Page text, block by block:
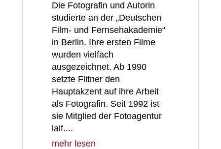
Die Fotografin und Autorin
studierte an der „Deutschen
Film- und Fernsehakademie“
in Berlin. Ihre ersten Filme
wurden vielfach
ausgezeichnet. Ab 1990
setzte Flitner den
Hauptakzent auf ihre Arbeit
als Fotografin. Seit 1992 ist
sie Mitglied der Fotoagentur
laif....
mehr lesen